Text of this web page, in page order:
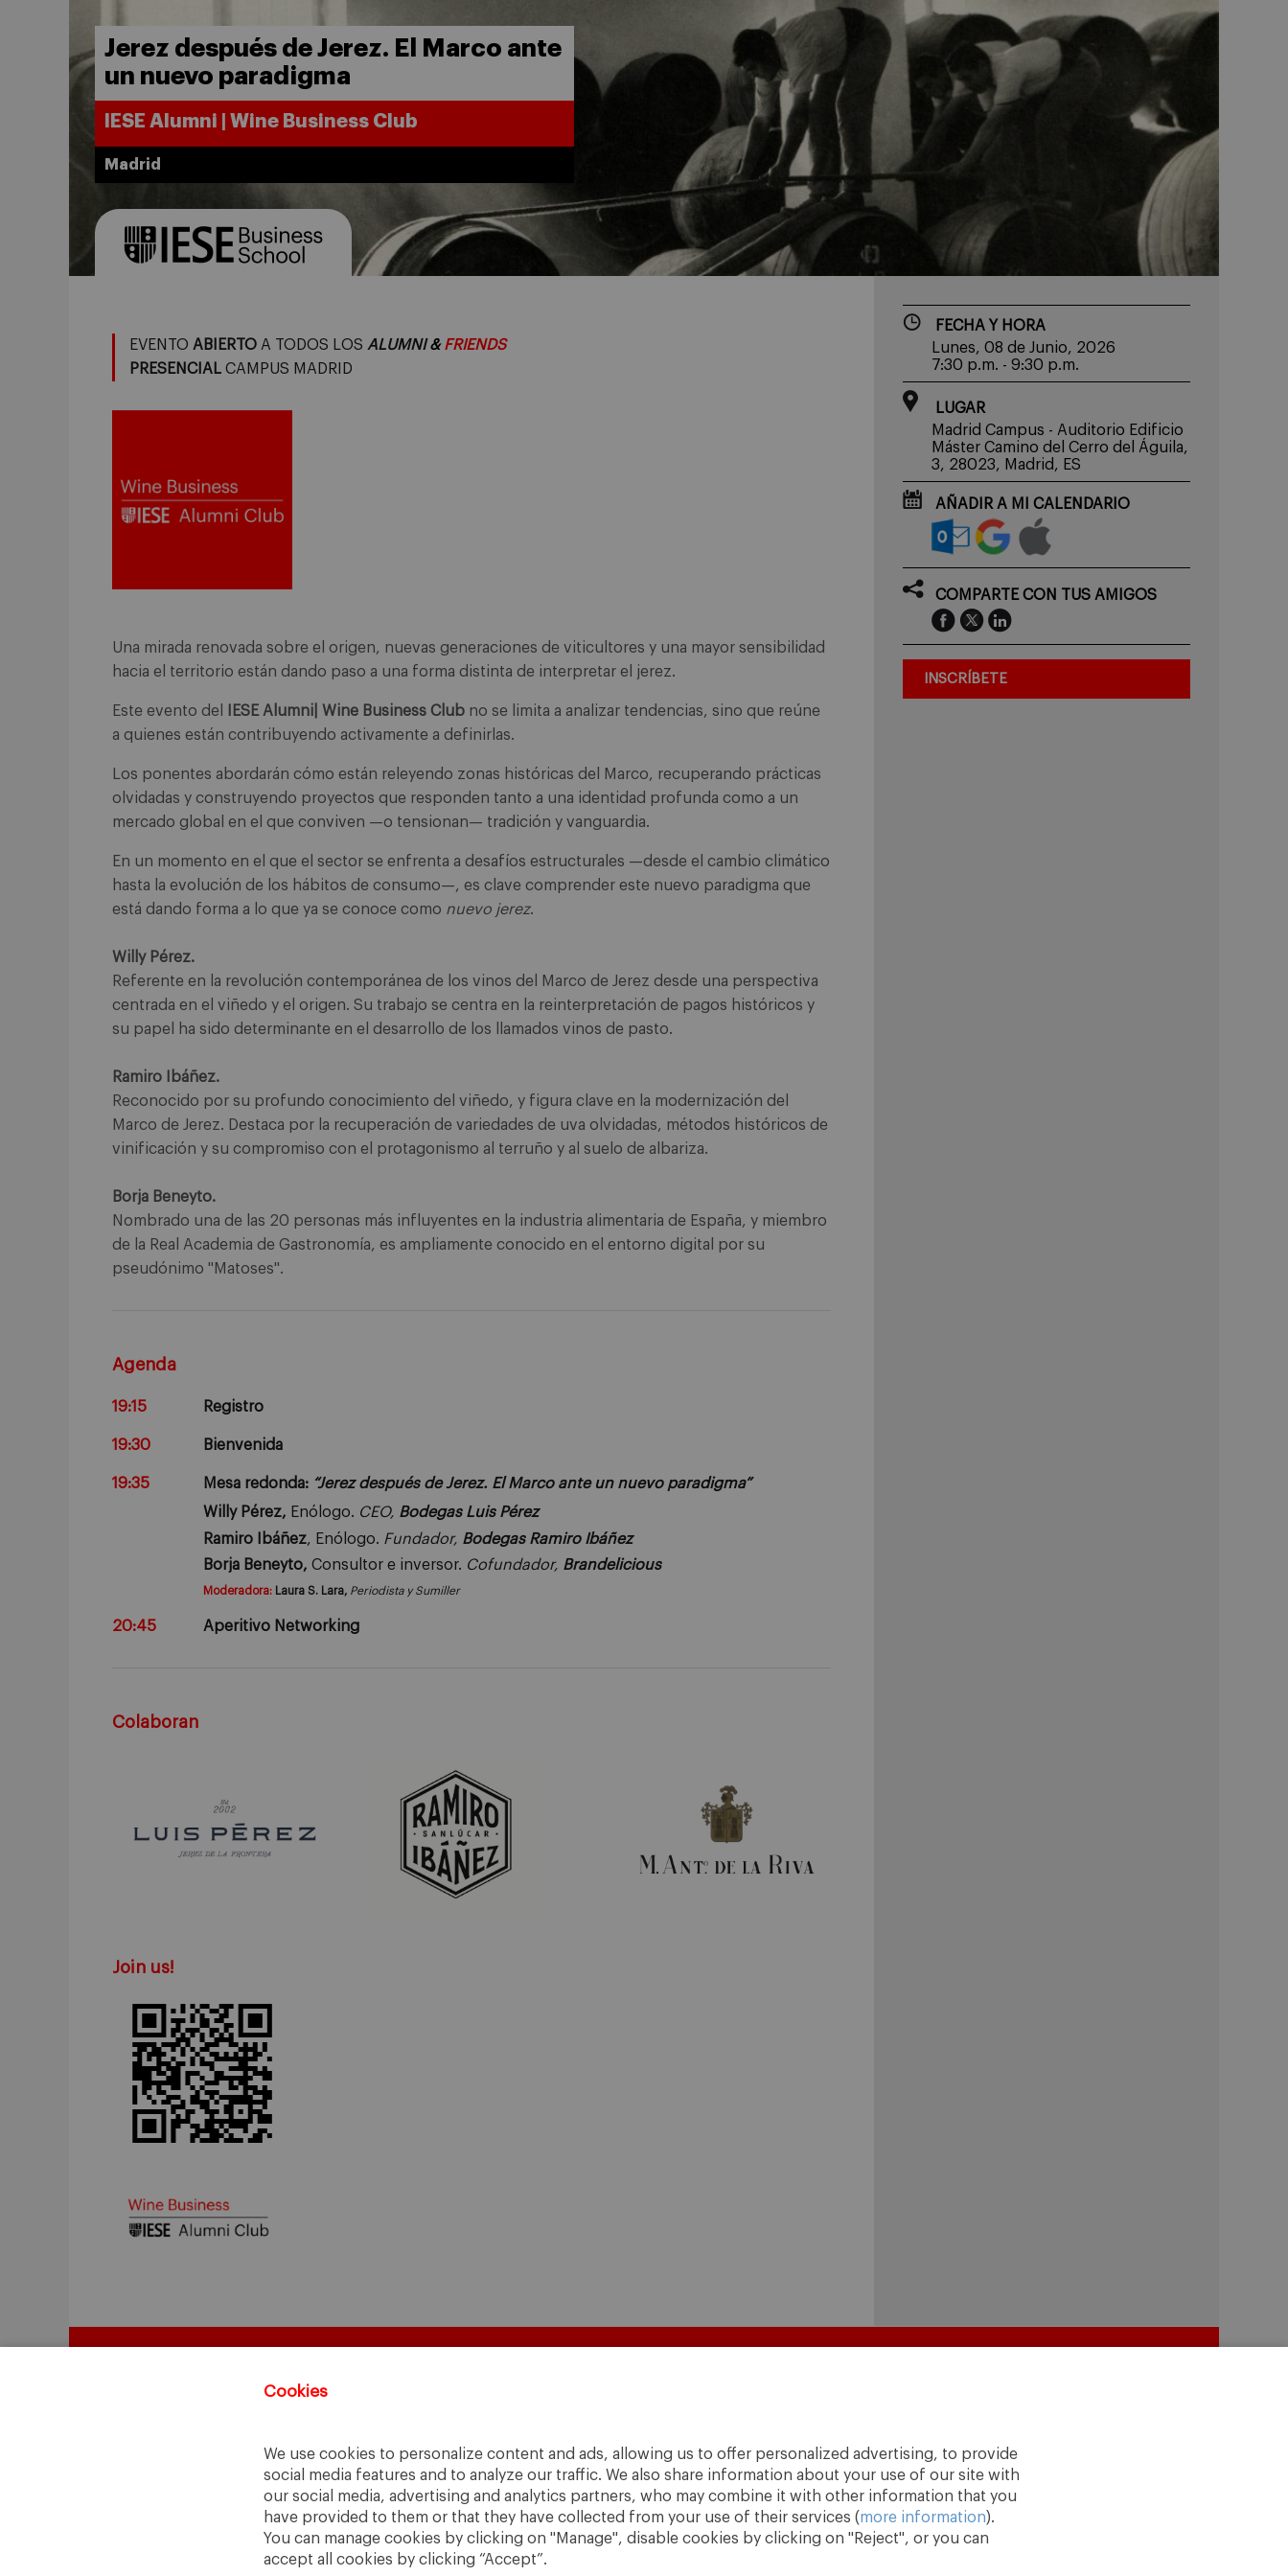
Cookies
We use cookies to personalize content and ads, allowing us to offer personalized advertising, to provide
social media features and to analyze our traffic. We also share information about your use of our site with
our social media, advertising and analytics partners, who may combine it with other information that you
have provided to them or that they have collected from your use of their services (more information).
You can manage cookies by clicking on "Manage", disable cookies by clicking on "Reject", or you can
accept all cookies by clicking “Accept”.
Jerez después de Jerez. El Marco ante
un nuevo paradigma
IESE Alumni | Wine Business Club
Madrid
EVENTO ABIERTO A TODOS LOS ALUMNI &FRIENDS
PRESENCIAL CAMPUS MADRID
Una mirada renovada sobre el origen, nuevas generaciones de viticultores y una mayor sensibilidad
hacia el territorio están dando paso a una forma distinta de interpretar el jerez.
Este evento del IESE Alumni| Wine Business Club no se limita a analizar tendencias, sino que reúne
a quienes están contribuyendo activamente a definirlas.
Los ponentes abordarán cómo están releyendo zonas históricas del Marco, recuperando prácticas
olvidadas y construyendo proyectos que responden tanto a una identidad profunda como a un
mercado global en el que conviven —o tensionan— tradición y vanguardia.
En un momento en el que el sector se enfrenta a desafíos estructurales —desde el cambio climático
hasta la evolución de los hábitos de consumo—, es clave comprender este nuevo paradigma que
está dando forma a lo que ya se conoce como nuevo jerez.
Willy Pérez.
Referente en la revolución contemporánea de los vinos del Marco de Jerez desde una perspectiva
centrada en el viñedo y el origen. Su trabajo se centra en la reinterpretación de pagos históricos y
su papel ha sido determinante en el desarrollo de los llamados vinos de pasto.
Ramiro Ibáñez.
Reconocido por su profundo conocimiento del viñedo, y figura clave en la modernización del
Marco de Jerez. Destaca por la recuperación de variedades de uva olvidadas, métodos históricos de
vinificación y su compromiso con el protagonismo al terruño y al suelo de albariza.
Borja Beneyto.
Nombrado una de las 20 personas más influyentes en la industria alimentaria de España, y miembro
de la Real Academia de Gastronomía, es ampliamente conocido en el entorno digital por su
pseudónimo "Matoses".
Agenda
19:15 Registro
19:30 Bienvenida
19:35 Mesa redonda: “Jerez después de Jerez. El Marco ante un nuevo paradigma”
Willy Pérez, Enólogo. CEO, Bodegas Luis Pérez
Ramiro Ibáñez, Enólogo. Fundador, Bodegas Ramiro Ibáñez
Borja Beneyto, Consultor e inversor. Cofundador, Brandelicious
Moderadora: Laura S. Lara, Periodista y Sumiller
20:45 Aperitivo Networking
Colaboran
Join us!
FECHA Y HORA
Lunes, 08 de Junio, 2026
7:30 p.m. - 9:30 p.m.
LUGAR
Madrid Campus - Auditorio Edificio
Máster Camino del Cerro del Águila,
3, 28023, Madrid, ES
AÑADIR A MI CALENDARIO
COMPARTE CON TUS AMIGOS
INSCRÍBETE